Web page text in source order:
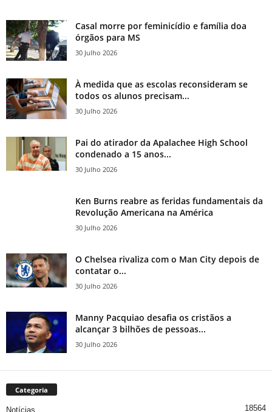
Casal morre por feminicídio e família doa
órgãos para MS
30 Julho 2026
À medida que as escolas reconsideram se
todos os alunos precisam...
30 Julho 2026
Pai do atirador da Apalachee High School
condenado a 15 anos...
30 Julho 2026
Ken Burns reabre as feridas fundamentais da
Revolução Americana na América
30 Julho 2026
O Chelsea rivaliza com o Man City depois de
contatar o...
30 Julho 2026
Manny Pacquiao desafia os cristãos a
alcançar 3 bilhões de pessoas...
30 Julho 2026
Categoria
Notícias 18564